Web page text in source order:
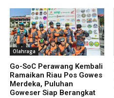
Olahraga
Go-SoC Perawang Kembali
Ramaikan Riau Pos Gowes
Merdeka, Puluhan
Goweser Siap Berangkat